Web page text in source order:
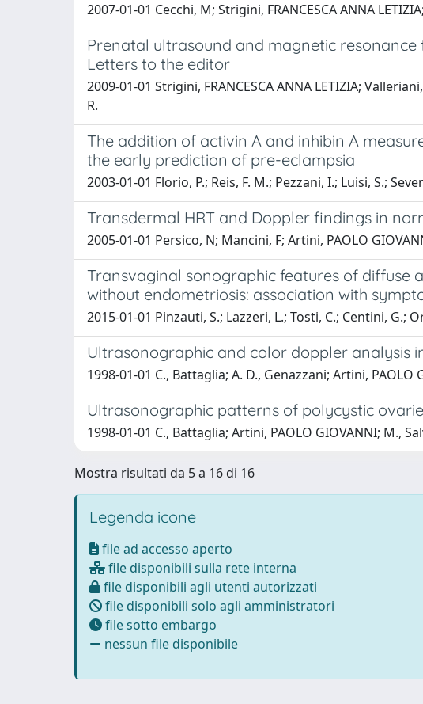
2007-01-01 Cecchi, M; Strigini, FRANCESCA ANNA
Prenatal ultrasound and magnetic
Letters to the editor
2009-01-01 Strigini, FRANCESCA ANNA LETIZIA;
R.
The addition of activin A and inhibin A
the early prediction of pre-eclampsia
2003-01-01 Florio, P.; Reis, F. M.; Pezzani, I.; Luisi, S.;
Transdermal HRT and Doppler findings in
2005-01-01 Persico, N; Mancini, F; Artini, PAOLO
Transvaginal sonographic features of diffuse
without endometriosis: association with
2015-01-01 Pinzauti, S.; Lazzeri, L.; Tosti, C.; Centini, G.;
Ultrasonographic and color doppler analysis
1998-01-01 C., Battaglia; A. D., Genazzani; Artini,
Ultrasonographic patterns of polycystic
1998-01-01 C., Battaglia; Artini, PAOLO GIOVANNI; M.,
Mostra risultati da 5 a 16 di 16
Legenda icone
file ad accesso aperto
file disponibili sulla rete interna
file disponibili agli utenti autorizzati
file disponibili solo agli amministratori
file sotto embargo
nessun file disponibile